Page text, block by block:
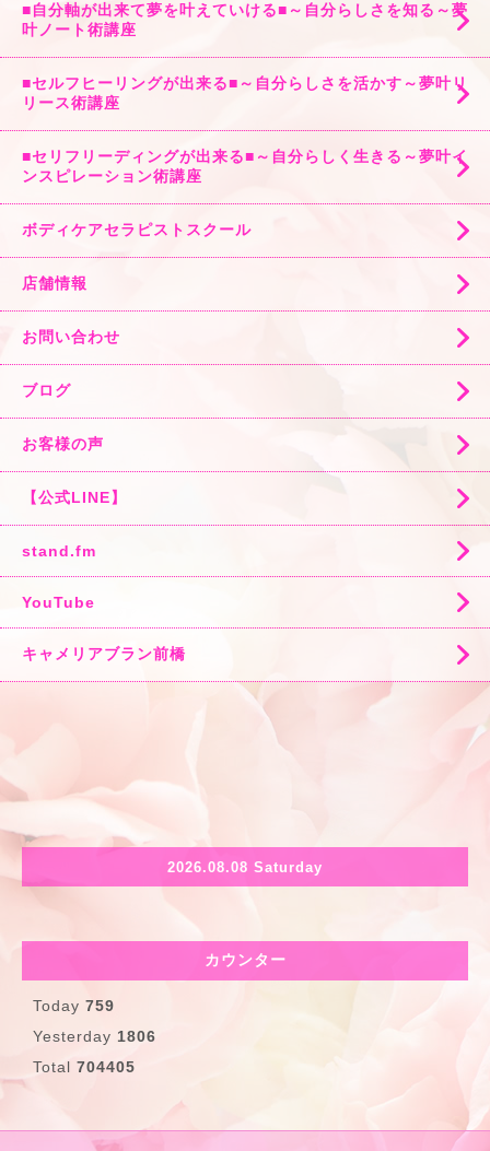
■自分軸が出来て夢を叶えていける■～自分らしさを知る～夢
叶ノート術講座
■セルフヒーリングが出来る■～自分らしさを活かす～夢叶リ
リース術講座
■セリフリーディングが出来る■～自分らしく生きる～夢叶イ
ンスピレーション術講座
ボディケアセラピストスクール
店舗情報
お問い合わせ
ブログ
お客様の声
【公式LINE】
stand.fm
YouTube
キャメリアブラン前橋
2026.08.08 Saturday
カウンター
Today 759
Yesterday 1806
Total 704405